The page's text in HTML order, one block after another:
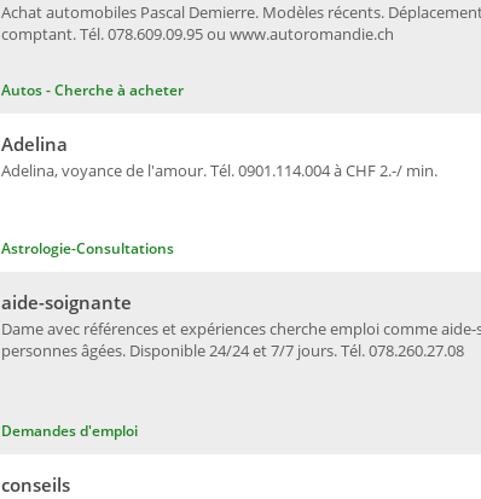
Autos - Cherche à acheter
Achat automobiles Pascal Demierre. Modèles récents.
comptant. Tél. 078.609.09.95 ou www.autoromandie.ch
Astrologie-Consultations
Adelina, voyance de l'amour. Tél. 0901.114.004 à CHF 2.-/ min.
Adelina
Demandes d'emploi
Dame avec références et expériences cherche emploi comme
personnes âgées. Disponible 24/24 et 7/7 jours. Tél. 078.260.27.08
aide-soignante
conseils